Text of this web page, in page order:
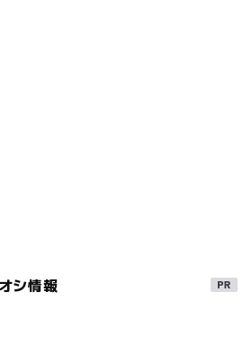
シ情報